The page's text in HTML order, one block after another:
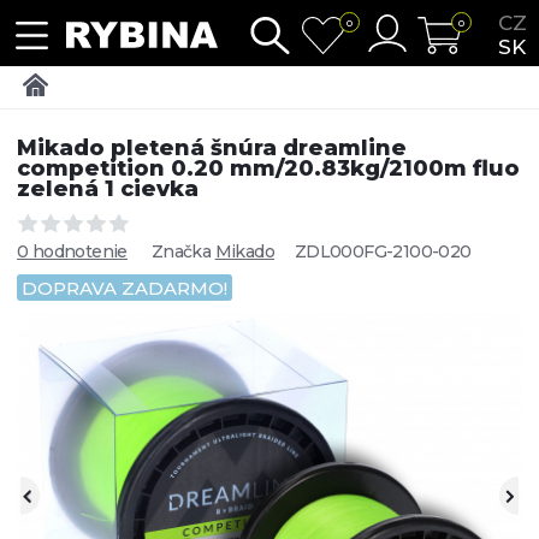
CZ
SK
0 0
Mikado pletená šnúra dreamline
competition 0.20 mm/20.83kg/2100m fluo
zelená 1 cievka
0 hodnotenie Značka Mikado ZDL000FG-2100-020
DOPRAVA ZADARMO!